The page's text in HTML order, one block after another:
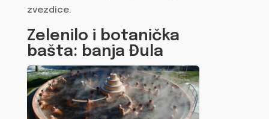
zvezdice.
Zelenilo i botanička
bašta: banja Đula